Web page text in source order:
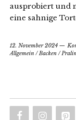
ausprobiert und
eine sahnige
12. November 2024
Allgemein /Backen /